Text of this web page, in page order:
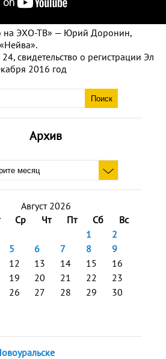
Архив
Август 2026
Ср Чт Пт Сб
Вс
1
2
5 6 7 8
9
12 13 14 15
16
19 20 21 22
23
26 27 28 29
30
на ЭХО-ТВ» — Юрий Доронин,
свидетельство о регистрации Эл
2016 год